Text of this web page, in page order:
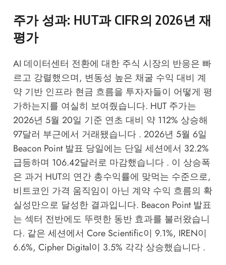
주가 성과: HUT과 CIFR의 2026년 재
평가
AI 데이터센터 전환에 대한 주식 시장의 반응은 빠
르고 강렬했으며, 변동성 높은 채굴 수익 대비 계
약 기반 인프라 현금 흐름을 투자자들이 어떻게 평
가하는지를 여실히 보여줬습니다. HUT 주가는
2026년 5월 20일 기준 연초 대비 약 112% 상승해
97달러 부근에서 거래됐습니다 . 2026년 5월 6일
Beacon Point 발표 당일에는 단일 세션에서 32.2%
급등하며 106.42달러로 마감했습니다 . 이 상승폭
은 과거 HUT의 연간 총수익률에 맞먹는 수준으로,
비트코인 가격 움직임이 아닌 계약 수익 흐름의 확
실성만으로 달성한 결과입니다. Beacon Point 발표
는 섹터 전반에도 뚜렷한 동반 효과를 불러왔습니
다. 같은 세션에서 Core Scientific이 9.1%, IREN이
6.6%, Cipher Digital이 3.5% 각각 상승했습니다 .